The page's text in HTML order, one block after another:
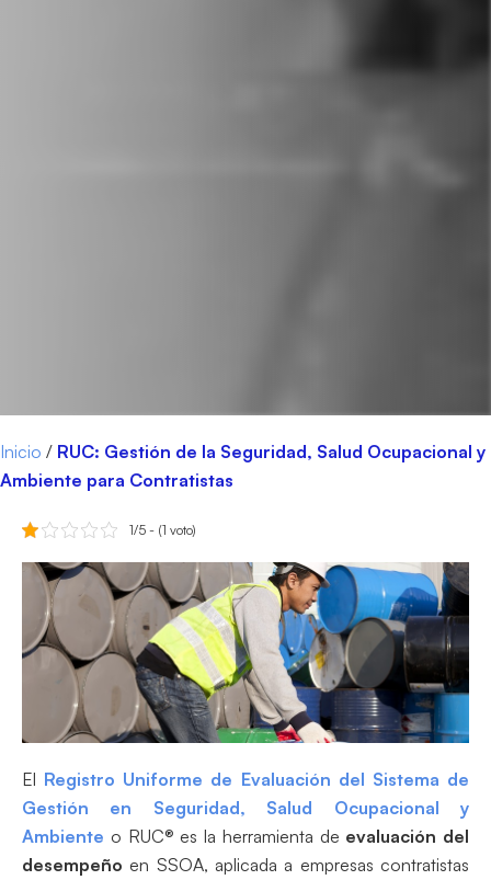
Inicio / RUC: Gestión de la Seguridad, Salud Ocupacional y
Ambiente para Contratistas
1/5 - (1 voto)
El Registro Uniforme de Evaluación del Sistema de
Gestión en Seguridad, Salud Ocupacional y
Ambiente o RUC® es la herramienta de evaluación del
desempeño en SSOA, aplicada a empresas contratistas